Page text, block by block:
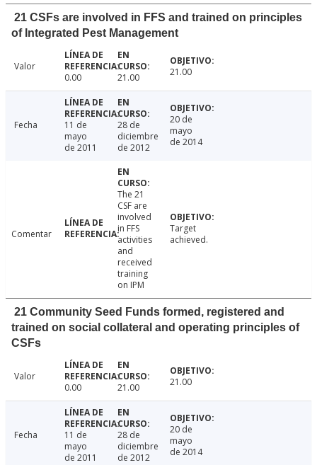
21 CSFs are involved in FFS and trained on principles
of Integrated Pest Management
Valor
0.00
21.00 21.00
Fecha
11 de
mayo
de 2011
28 de
diciembre
de 2012
20 de
mayo
de 2014
Comentar
The 21
CSF are
involved
in FFS
activities
and
received
training
on IPM
Target
achieved.
21 Community Seed Funds formed, registered and
trained on social collateral and operating principles of
CSFs
Valor
0.00
21.00 21.00
Fecha
11 de
mayo
de 2011
28 de
diciembre
de 2012
20 de
mayo
de 2014